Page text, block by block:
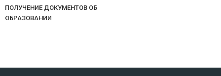
ПОЛУЧЕНИЕ ДОКУМЕНТОВ ОБ
ОБРАЗОВАНИИ